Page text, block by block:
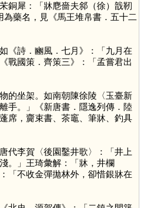
犀：「牀麀嗇夫䣄（徐）戠靭
為藥名，見《馬王堆帛書．五十二
《詩．豳風．七月》：「九月在
戰國策．齊策三》：「孟嘗君出
的坐架。如南朝陳徐陵〈玉臺新
手。」《新唐書．隱逸列傳．陸
席，齎束書、茶竈、筆牀、釣具
代李賀〈後園鑿井歌〉：「井上
。」王琦彙解：「牀，井欄
「不收金彈拋林外，卻惜銀牀在